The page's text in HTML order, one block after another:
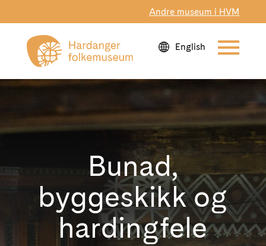
Andre museum i HVM
Bunad,
byggeskikk og
hardingfele